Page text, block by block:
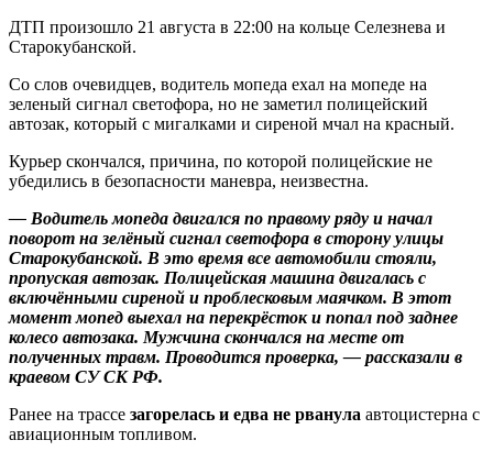
ДТП произошло 21 августа в 22:00 на кольце Селезнева и
Старокубанской.
Со слов очевидцев, водитель мопеда ехал на мопеде на
зеленый сигнал светофора, но не заметил полицейский
автозак, который с мигалками и сиреной мчал на красный.
Курьер скончался, причина, по которой полицейские не
убедились в безопасности маневра, неизвестна.
— Водитель мопеда двигался по правому ряду и начал
поворот на зелёный сигнал светофора в сторону улицы
Старокубанской. В это время все автомобили стояли,
пропуская автозак. Полицейская машина двигалась с
включёнными сиреной и проблесковым маячком. В этот
момент мопед выехал на перекрёсток и попал под заднее
колесо автозака. Мужчина скончался на месте от
полученных травм. Проводится проверка, — рассказали в
краевом СУ СК РФ.
Ранее на трассе загорелась и едва не рванула автоцистерна с
авиационным топливом.